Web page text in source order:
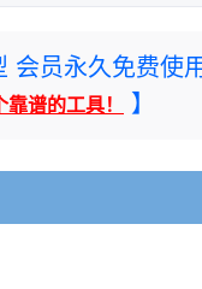
员永久免费使用
谱的工具！ 】